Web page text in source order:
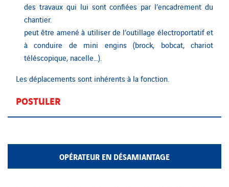
des travaux qui lui sont confiées par l’encadrement du
chantier.
peut être amené à utiliser de l’outillage électroportatif et
à conduire de mini engins (brock, bobcat, chariot
téléscopique, nacelle…).
Les déplacements sont inhérents à la fonction.
POSTULER
OPÉRATEUR EN DÉSAMIANTAGE